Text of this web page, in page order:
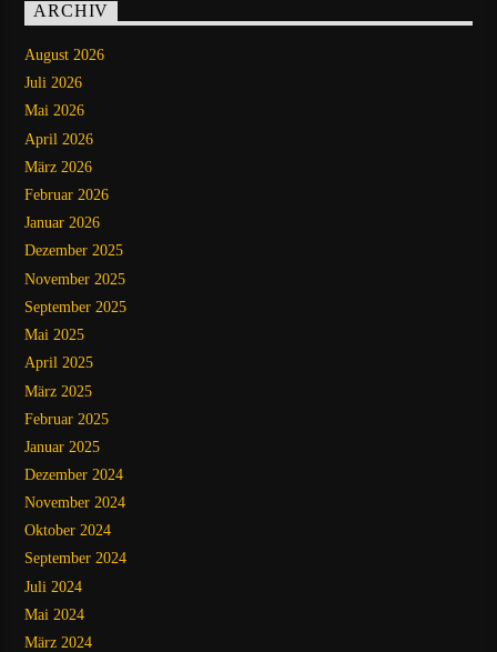
ARCHIV
August 2026
Juli 2026
Mai 2026
April 2026
März 2026
Februar 2026
Januar 2026
Dezember 2025
November 2025
September 2025
Mai 2025
April 2025
März 2025
Februar 2025
Januar 2025
Dezember 2024
November 2024
Oktober 2024
September 2024
Juli 2024
Mai 2024
März 2024